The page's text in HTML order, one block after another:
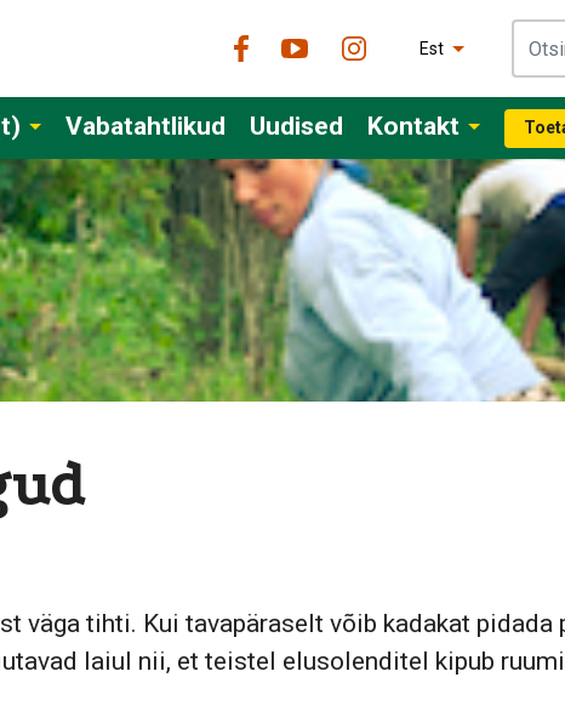
Est
Vabatahtlikud Uudised Kontakt
väga tihti. Kui tavapäraselt võib kadakat pidada
laiul nii, et teistel elusolenditel kipub